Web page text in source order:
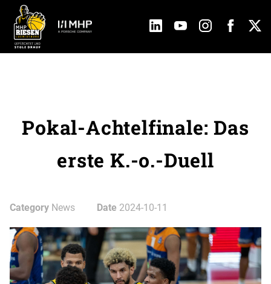
Pokal-Achtelfinale: Das
erste K.-o.-Duell
Category News Date 2024-10-11